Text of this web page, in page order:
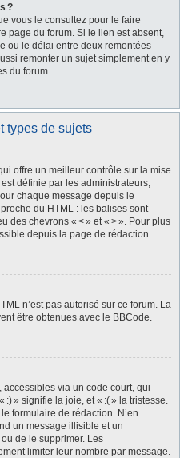
?
vous le consultez pour le faire
page du forum. Si le lien est absent,
ou le délai entre deux remontées
remonter un sujet simplement en y
du forum.
types de sujets
offre un meilleur contrôle sur la mise
définie par les administrateurs,
chaque message depuis le
du HTML : les balises sont
des chevrons « < » et « > ». Pour plus
depuis la page de rédaction.
n’est pas autorisé sur ce forum. La
être obtenues avec le BBCode.
via un code court, qui
» signifie la joie, et « :( » la tristesse.
formulaire de rédaction. N’en
un message illisible et un
de le supprimer. Les
limiter leur nombre par message.